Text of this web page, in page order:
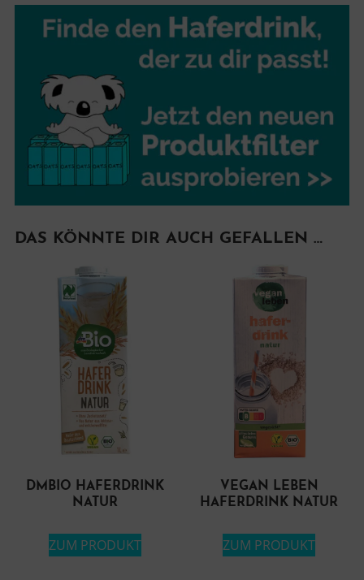
DAS KÖNNTE DIR AUCH GEFALLEN …
DMBIO HAFERDRINK
NATUR
ZUM PRODUKT
VEGAN LEBEN
HAFERDRINK NATUR
ZUM PRODUKT